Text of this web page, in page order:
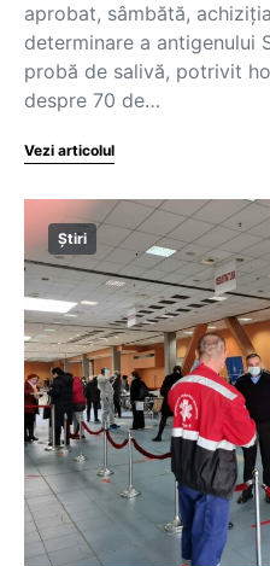
aprobat, sâmbătă,
determinare a antigenului
probă de salivă, potrivit
despre 70 de…
Vezi articolul
Știri